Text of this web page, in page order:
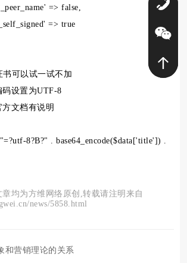
=> false,
=> true
书可以试一试不加
设置为UTF-8
文档有说明
8?B?" . base64_encode($data['title']) .
均为方维网络原创,转载请注明来自
news/5858.html
和营销理论的关系